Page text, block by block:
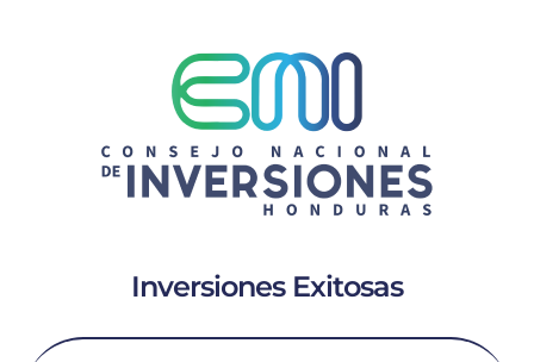
Inversiones Exitosas